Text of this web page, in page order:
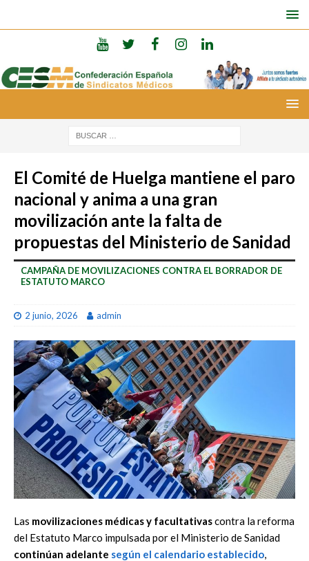
El Comité de Huelga mantiene el paro
nacional y anima a una gran
movilización ante la falta de
propuestas del Ministerio de Sanidad
CAMPAÑA DE MOVILIZACIONES CONTRA EL BORRADOR DE
ESTATUTO MARCO
2 junio, 2026 admin
Las movilizaciones médicas y facultativascontra la reforma
del Estatuto Marco impulsada por el Ministerio de Sanidad
continúan adelante según el calendario establecido,